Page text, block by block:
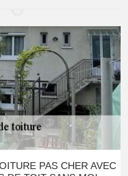
PAS CHER AVEC